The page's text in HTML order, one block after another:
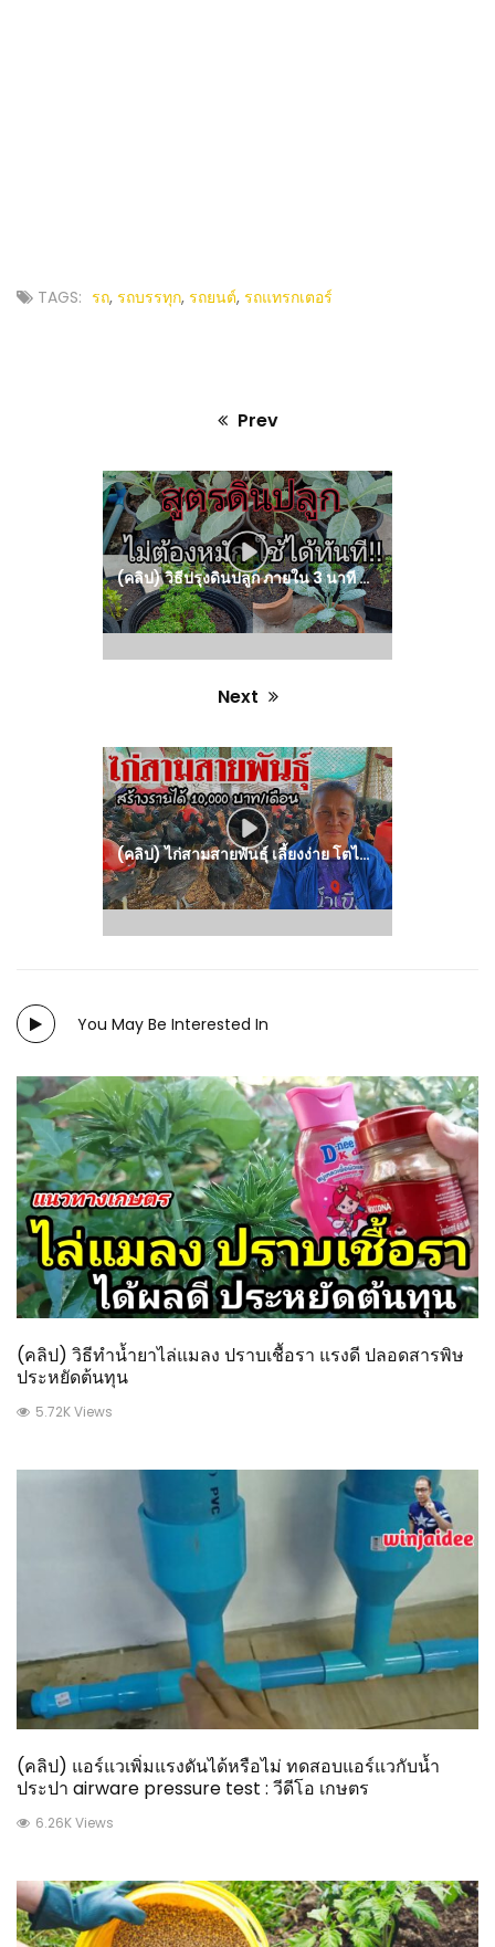
TAGS: รถ, รถบรรทุก, รถยนต์, รถแทรกเตอร์
Prev
Previous
post:
(คลิป) วิธีปรุงดินปลูก ภายใน 3 นาที ไม่ต้องหมัก สามารถใช้ได้เลย ผักโตเร็วใบใหญ่ : วีดีโอ เกษตร
Next
Next
post:
(คลิป) ไก่สามสายพันธุ์ เลี้ยงง่าย โตไว 60 วัน จับขๅย : วีดีโอ เกษตร
You May Be Interested In
(คลิป) วิธีทำน้ำยาไล่แมลง ปราบเชื้อรา แรงดี ปลอดสารพิษ
ประหยัดต้นทุน
5.72K Views
(คลิป) แอร์แวเพิ่มแรงดันได้หรือไม่ ทดสอบแอร์แวกับน้ำ
ประปา airware pressure test : วีดีโอ เกษตร
6.26K Views